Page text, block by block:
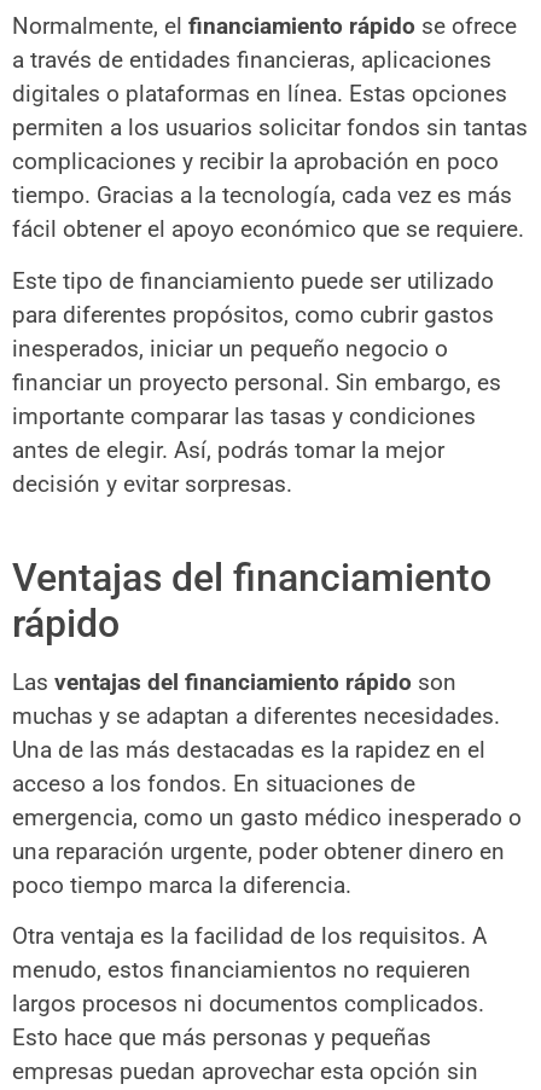
Normalmente, el financiamiento rápido se ofrece
a través de entidades financieras, aplicaciones
digitales o plataformas en línea. Estas opciones
permiten a los usuarios solicitar fondos sin tantas
complicaciones y recibir la aprobación en poco
tiempo. Gracias a la tecnología, cada vez es más
fácil obtener el apoyo económico que se requiere.
Este tipo de financiamiento puede ser utilizado
para diferentes propósitos, como cubrir gastos
inesperados, iniciar un pequeño negocio o
financiar un proyecto personal. Sin embargo, es
importante comparar las tasas y condiciones
antes de elegir. Así, podrás tomar la mejor
decisión y evitar sorpresas.
Ventajas del financiamiento
rápido
Las ventajas del financiamiento rápido son
muchas y se adaptan a diferentes necesidades.
Una de las más destacadas es la rapidez en el
acceso a los fondos. En situaciones de
emergencia, como un gasto médico inesperado o
una reparación urgente, poder obtener dinero en
poco tiempo marca la diferencia.
Otra ventaja es la facilidad de los requisitos. A
menudo, estos financiamientos no requieren
largos procesos ni documentos complicados.
Esto hace que más personas y pequeñas
empresas puedan aprovechar esta opción sin